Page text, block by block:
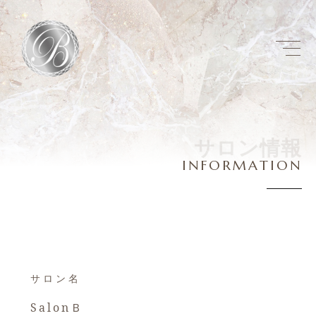
サ ロ ン情 報
I NFO RMATI O N
サロン名
SalonＢ